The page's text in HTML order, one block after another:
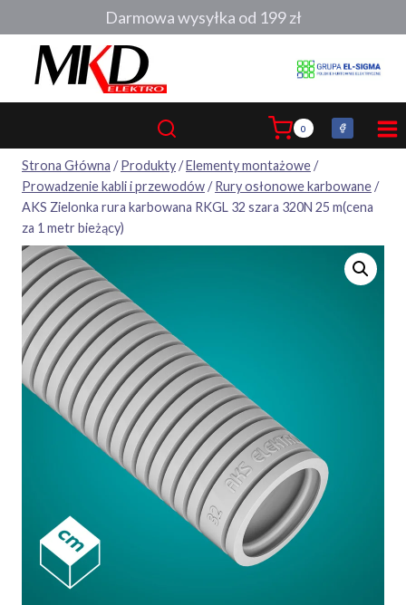
do
0
Strona Główna / Produkty/Elementy montażowe/
Prowadzenie kabli i przewodów/ Rury osłonowe karbowane/
AKS Zielonka rura karbowana RKGL 32 szara 320N 25 m(cena
za 1 metr bieżący)
Darmowa wysyłka od 199 zł